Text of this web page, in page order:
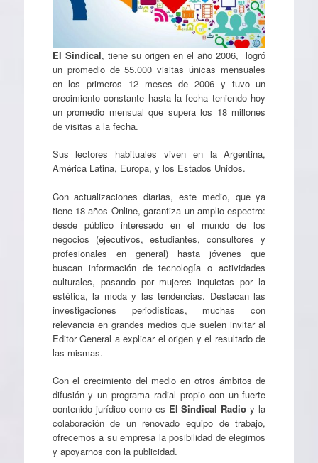
El Sindical, tiene su origen en el año 2006, logró
un promedio de 55.000 visitas únicas mensuales
en los primeros 12 meses de 2006 y tuvo un
crecimiento constante hasta la fecha teniendo hoy
un promedio mensual que supera los 18 millones
de visitas a la fecha.
Sus lectores habituales viven en la Argentina,
América Latina, Europa, y los Estados Unidos.
Con actualizaciones diarias, este medio, que ya
tiene 18 años Online, garantiza un amplio espectro:
desde público interesado en el mundo de los
negocios (ejecutivos, estudiantes, consultores y
profesionales en general) hasta jóvenes que
buscan información de tecnología o actividades
culturales, pasando por mujeres inquietas por la
estética, la moda y las tendencias. Destacan las
investigaciones periodísticas, muchas con
relevancia en grandes medios que suelen invitar al
Editor General a explicar el origen y el resultado de
las mismas.
Con el crecimiento del medio en otros ámbitos de
difusión y un programa radial propio con un fuerte
contenido jurídico como es El Sindical Radio y la
colaboración de un renovado equipo de trabajo,
ofrecemos a su empresa la posibilidad de elegirnos
y apoyarnos con la publicidad.